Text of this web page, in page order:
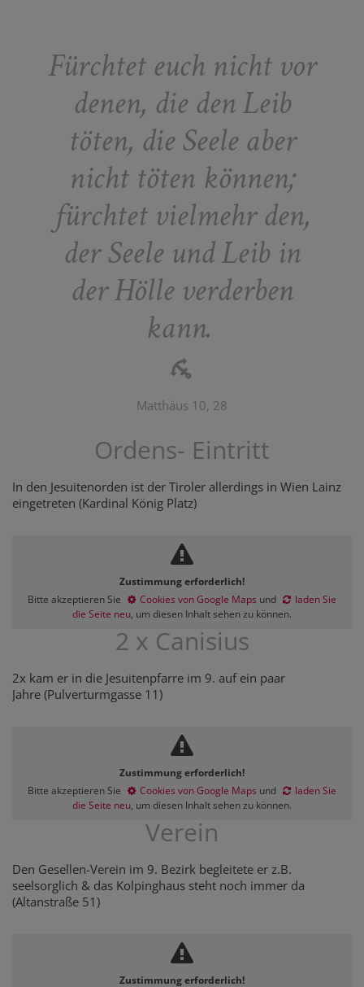
Fürchtet euch nicht vor
denen, die den Leib
töten, die Seele aber
nicht töten können;
fürchtet vielmehr den,
der Seele und Leib in
der Hölle verderben
kann.
Matthäus 10, 28
Ordens- Eintritt
In den Jesuitenorden ist der Tiroler allerdings in Wien Lainz
eingetreten (Kardinal König Platz)
Zustimmung erforderlich!
Bitte akzeptieren Sie
Cookies von Google Maps und
laden Sie
die Seite neu, um diesen Inhalt sehen zu können.
2 x Canisius
2x kam er in die Jesuitenpfarre im 9. auf ein paar
Jahre (Pulverturmgasse 11)
Zustimmung erforderlich!
Bitte akzeptieren Sie
Cookies von Google Maps und
laden Sie
die Seite neu, um diesen Inhalt sehen zu können.
Verein
Den Gesellen-Verein im 9. Bezirk begleitete er z.B.
seelsorglich & das Kolpinghaus steht noch immer da
(Altanstraße 51)
Zustimmung erforderlich!